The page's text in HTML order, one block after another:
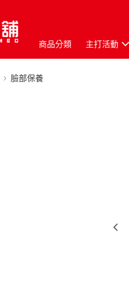
商品分類 主打活動
臉部保養